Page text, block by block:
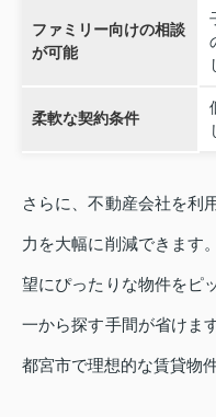
ファミリー向けの相談
が可能
柔軟な契約条件
さらに、不動産会社を利
力を大幅に削減できます
望にぴったりな物件をピ
一から探す手間が省けま
都宮市で理想的な賃貸物